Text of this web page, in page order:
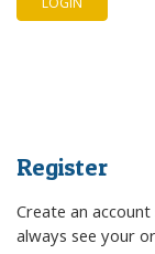
Register
Create an
always see your